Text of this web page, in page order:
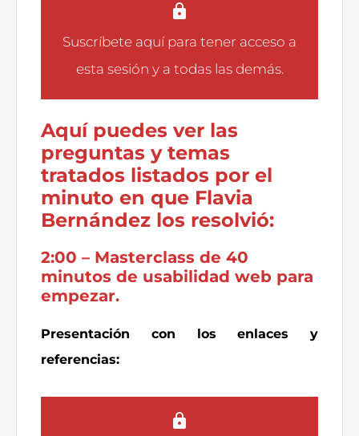
Suscríbete aquípara tener acceso a
esta sesión y a todas las demás.
Aquí puedes ver las
preguntas y temas
tratados listados por el
minuto en que Flavia
Bernández los resolvió:
2:00 – Masterclass de 40
minutos de usabilidad web para
empezar.
Presentación con los enlaces y
referencias: